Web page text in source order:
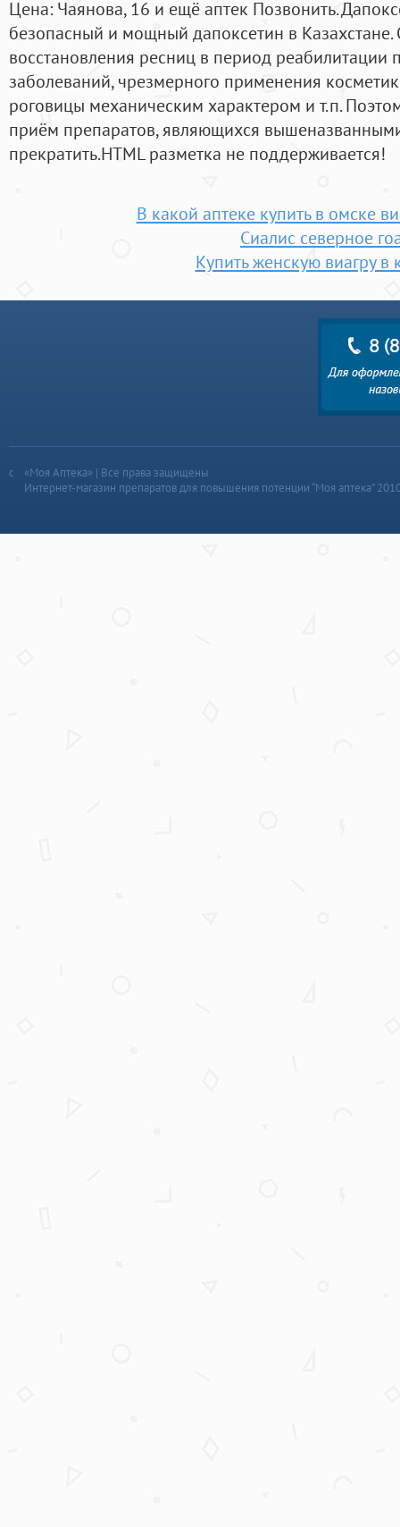
Цена: Чаянова, 16 и ещё аптек Позвонить.
безопасный и мощный дапоксетин в
восстановления ресниц в период реабилитации
заболеваний, чрезмерного применения
роговицы механическим характером и т.п.
приём препаратов, являющихся
прекратить.HTML разметка не поддерживается!
В какой аптеке купить в омске
Сиалис северное
Купить женскую виагру в
«Моя Аптека» | Все права защищены
Интернет-магазин препаратов для повышения потенции “Моя аптека”